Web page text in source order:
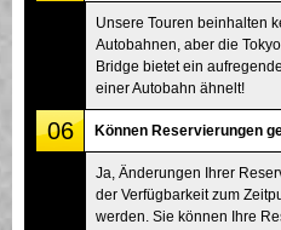
Unsere Touren beinhalten
Autobahnen, aber die
Bridge bietet ein
einer Autobahn ähnelt!
06 Können Reservierungen
Ja, Änderungen Ihrer
der Verfügbarkeit zum
werden. Sie können Ihre